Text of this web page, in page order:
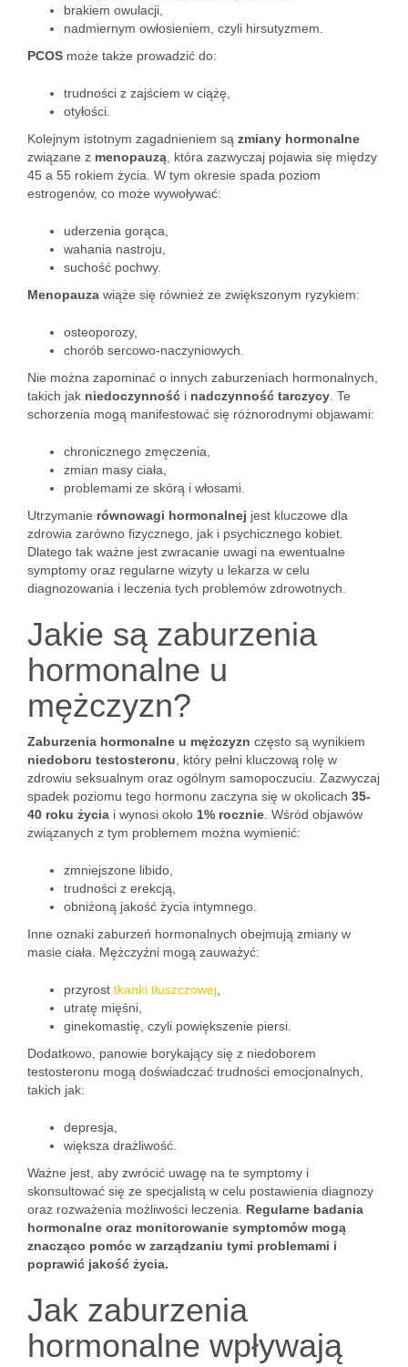
brakiem owulacji,
nadmiernym owłosieniem, czyli hirsutyzmem.
PCOS może także prowadzić do:
trudności z zajściem w ciążę,
otyłości.
Kolejnym istotnym zagadnieniem są zmiany hormonalne
związane z menopauzą , która zazwyczaj pojawia się między
45 a 55 rokiem życia. W tym okresie spada poziom
estrogenów, co może wywoływać:
uderzenia gorąca,
wahania nastroju,
suchość pochwy.
Menopauza wiąże się również ze zwiększonym ryzykiem:
osteoporozy,
chorób sercowo-naczyniowych.
Nie można zapominać o innych zaburzeniach hormonalnych,
takich jak niedoczynność i nadczynność tarczycy . Te
schorzenia mogą manifestować się różnorodnymi objawami:
chronicznego zmęczenia,
zmian masy ciała,
problemami ze skórą i włosami.
Utrzymanie równowagi hormonalnej jest kluczowe dla
zdrowia zarówno fizycznego, jak i psychicznego kobiet.
Dlatego tak ważne jest zwracanie uwagi na ewentualne
symptomy oraz regularne wizyty u lekarza w celu
diagnozowania i leczenia tych problemów zdrowotnych.
Jakie są zaburzenia
hormonalne u
mężczyzn?
Zaburzenia hormonalne u mężczyzn często są wynikiem
niedoboru testosteronu , który pełni kluczową rolę w
zdrowiu seksualnym oraz ogólnym samopoczuciu. Zazwyczaj
spadek poziomu tego hormonu zaczyna się w okolicach 35-
40 roku życia i wynosi około 1% rocznie . Wśród objawów
związanych z tym problemem można wymienić:
zmniejszone libido,
trudności z erekcją,
obniżoną jakość życia intymnego.
Inne oznaki zaburzeń hormonalnych obejmują zmiany w
masie ciała. Mężczyźni mogą zauważyć:
przyrost tkanki tłuszczowej
utratę mięśni,
ginekomastię, czyli powiększenie piersi.
Dodatkowo, panowie borykający się z niedoborem
testosteronu mogą doświadczać trudności emocjonalnych,
takich jak:
depresja,
większa drażliwość.
Ważne jest, aby zwrócić uwagę na te symptomy i
skonsultować się ze specjalistą w celu postawienia diagnozy
oraz rozważenia możliwości leczenia. Regularne badania
hormonalne oraz monitorowanie symptomów mogą
znacząco pomóc w zarządzaniu tymi problemami i
poprawić jakość życia.
Jak zaburzenia
hormonalne wpływają